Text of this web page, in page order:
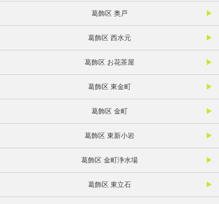
葛飾区 奥戸
葛飾区 西水元
葛飾区 お花茶屋
葛飾区 東金町
葛飾区 金町
葛飾区 東新小岩
葛飾区 金町浄水場
葛飾区 東立石